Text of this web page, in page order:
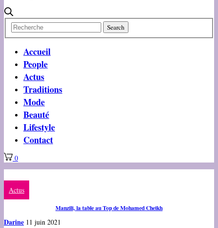
Accueil
People
Actus
Traditions
Mode
Beauté
Lifestyle
Contact
0
Actus
Manzili, la table au Top de Mohamed Cheikh
Darine 11 juin 2021